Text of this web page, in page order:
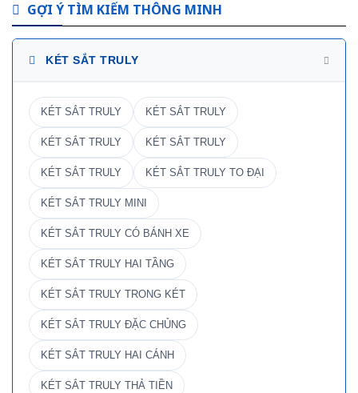
GỢI Ý TÌM KIẾM THÔNG MINH
KÉT SẮT TRULY
KÉT SẮT TRULY KÉT SẮT TRULY
KÉT SẮT TRULY KÉT SẮT TRULY
KÉT SẮT TRULY KÉT SẮT TRULY TO ĐẠI
KÉT SẮT TRULY MINI
KÉT SẮT TRULY CÓ BÁNH XE
KÉT SẮT TRULY HAI TẦNG
KÉT SẮT TRULY TRONG KÉT
KÉT SẮT TRULY ĐẶC CHỦNG
KÉT SẮT TRULY HAI CÁNH
KÉT SẮT TRULY THẢ TIỀN